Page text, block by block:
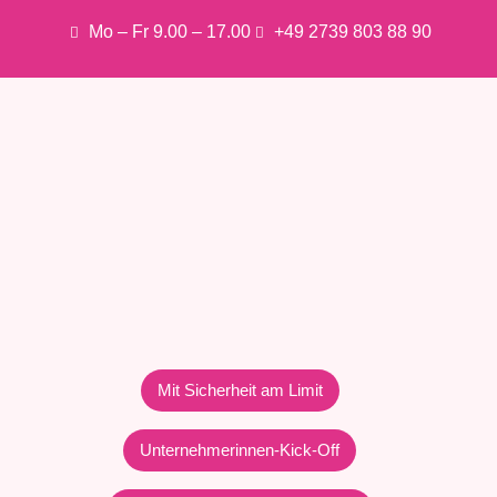
Mo – Fr 9.00 – 17.00 +49 2739 803 88 90
Mit Sicherheit am Limit
Unternehmerinnen-Kick-Off